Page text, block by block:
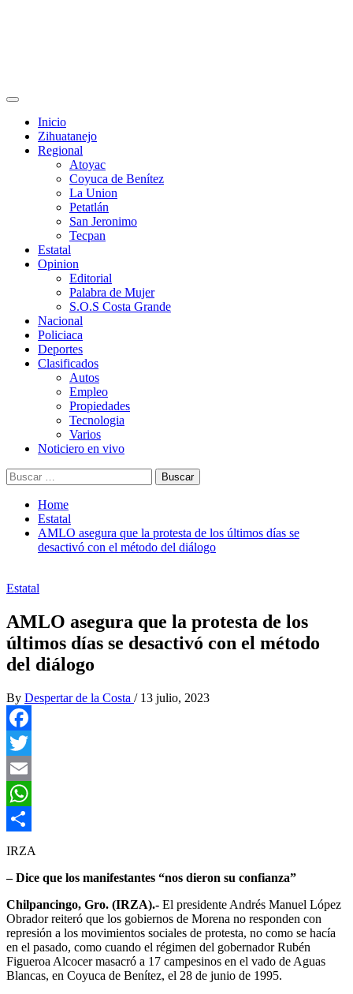
Primary
Inicio
Zihuatanejo
Regional
Atoyac
Coyuca de Benítez
La Union
Petatlán
San Jeronimo
Tecpan
Estatal
Opinion
Editorial
Palabra de Mujer
S.O.S Costa Grande
Nacional
Policiaca
Deportes
Clasificados
Autos
Empleo
Propiedades
Tecnologia
Varios
Noticiero en vivo
Buscar:
Home
Estatal
AMLO asegura que la protesta de los últimos días se
desactivó con el método del diálogo
Estatal
AMLO asegura que la protesta de los
últimos días se desactivó con el método
del diálogo
By Despertar de la Costa / 13 julio, 2023
Facebook
Twitter
Email
WhatsApp
Compartir
IRZA
– Dice que los manifestantes “nos dieron su confianza”
Chilpancingo, Gro. (IRZA).- El presidente Andrés Manuel López
Obrador reiteró que los gobiernos de Morena no responden con
represión a los movimientos sociales de protesta, no como se hacía
en el pasado, como cuando el régimen del gobernador Rubén
Figueroa Alcocer masacró a 17 campesinos en el vado de Aguas
Blancas, en Coyuca de Benítez, el 28 de junio de 1995.